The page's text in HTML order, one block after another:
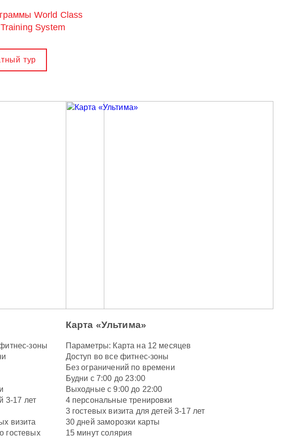
World Class
Training System
тур
зоны
3-17 лет
визита
гостевых
Карта «Ультима»
Параметры: Карта на 12 месяцев
Доступ во все фитнес-зоны
Без ограничений по времени
Будни с 7:00 до 23:00
Выходные с 9:00 до 22:00
4 персональные тренировки
3 гостевых визита для детей 3-17 лет
30 дней заморозки карты
15 минут солярия